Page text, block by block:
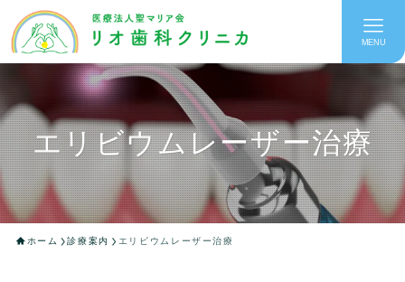
MENU
エリビウムレーザー治療
ホーム 診療案内 エリビウムレーザー治療